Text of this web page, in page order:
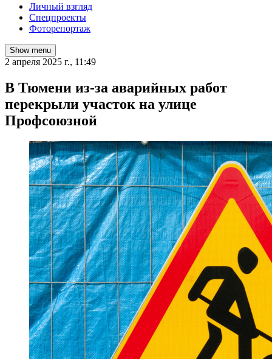
Личный взгляд
Спецпроекты
Фоторепортаж
Show menu
2 апреля 2025 г., 11:49
В Тюмени из-за аварийных работ
перекрыли участок на улице
Профсоюзной